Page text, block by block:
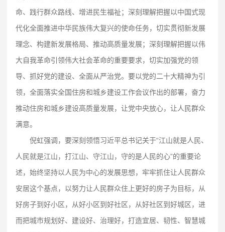
命、践行群众路线、增进民生福祉；深刻理解把握以中国式现
代化全面推进中华民族伟大复兴的使命任务，切实贯彻新发展
理念、构建新发展格局、推动高质量发展；深刻理解把握以伟
大自我革命引领伟大社会革命的重要要求，切实加强党的领
导、抓好党的建设、全面从严治党。要以党的二十大精神为引
领，全面落实全国住房和城乡建设工作会议作出的部署，奋力
推动住房和城乡建设高质量发展，让党中央放心，让人民群众
满意。
倪虹强调，要深刻领悟习近平总书记关于“江山就是人民、
人民就是江山，打江山、守江山，守的是人民的心”的重要论
述，始终坚持以人民为中心的发展思想，牢牢抓住让人民群众
安居这个基点，以努力让人民群众住上更好的房子为目标，从
好房子到好小区，从好小区到好社区，从好社区到好城区，进
而把城市规划好、建设好、治理好，打造宜居、韧性、智慧城